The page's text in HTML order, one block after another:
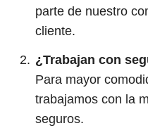
parte de nuestro
cliente.
¿Trabajan con
Para mayor
trabajamos con la
seguros.